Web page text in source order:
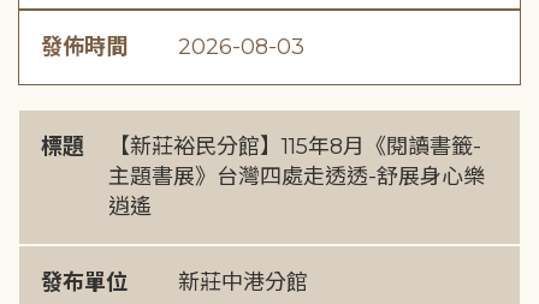
發佈時間 2026-08-03
標題
【新莊裕民分館】115年8月《閱讀書籤-
主題書展》台灣四處走透透-舒展身心樂
逍遙
發布單位 新莊中港分館